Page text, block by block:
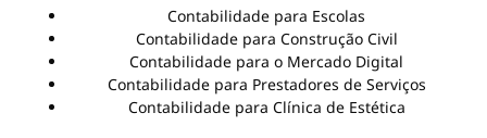
Contabilidade para Escolas
Contabilidade para Construção Civil
Contabilidade para o Mercado Digital
Contabilidade para Prestadores de Serviços
Contabilidade para Clínica de Estética